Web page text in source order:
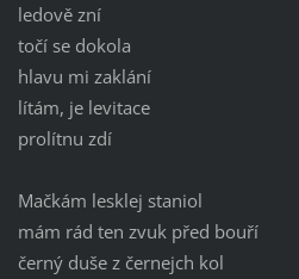
ledově zní
točí se dokola
hlavu mi zaklání
lítám, je levitace
prolítnu zdí
Mačkám lesklej staniol
mám rád ten zvuk před bouří
černý duše z černejch kol